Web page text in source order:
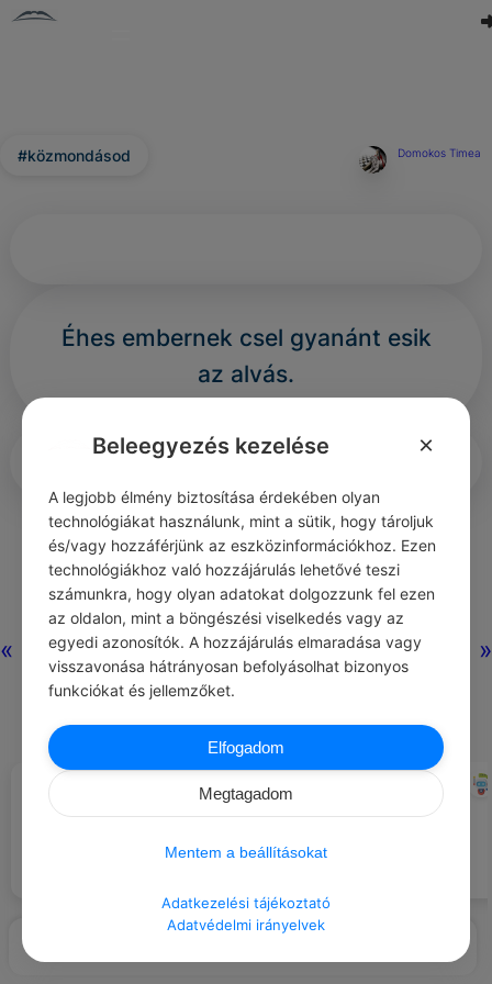
« »
#közmondásod Domokos Timea
Éhes embernek csel gyanánt esik
az alvás.
0 320
Nincs még hozzászólás.
#JÓ TANÁCS
Ne add fel a reményt mindig van
CHATGPT
Vegyél részt egy helyi önkéntes
Beleegyezés kezelése ×
A legjobb élmény biztosítása érdekében olyan
technológiákat használunk, mint a sütik, hogy tároljuk
és/vagy hozzáférjünk az eszközinformációkhoz. Ezen
technológiákhoz való hozzájárulás lehetővé teszi
számunkra, hogy olyan adatokat dolgozzunk fel ezen
az oldalon, mint a böngészési viselkedés vagy az
egyedi azonosítók. A hozzájárulás elmaradása vagy
visszavonása hátrányosan befolyásolhat bizonyos
funkciókat és jellemzőket.
Elfogadom
Megtagadom
Mentem a beállításokat
Adatkezelési tájékoztató
Adatvédelmi irányelvek